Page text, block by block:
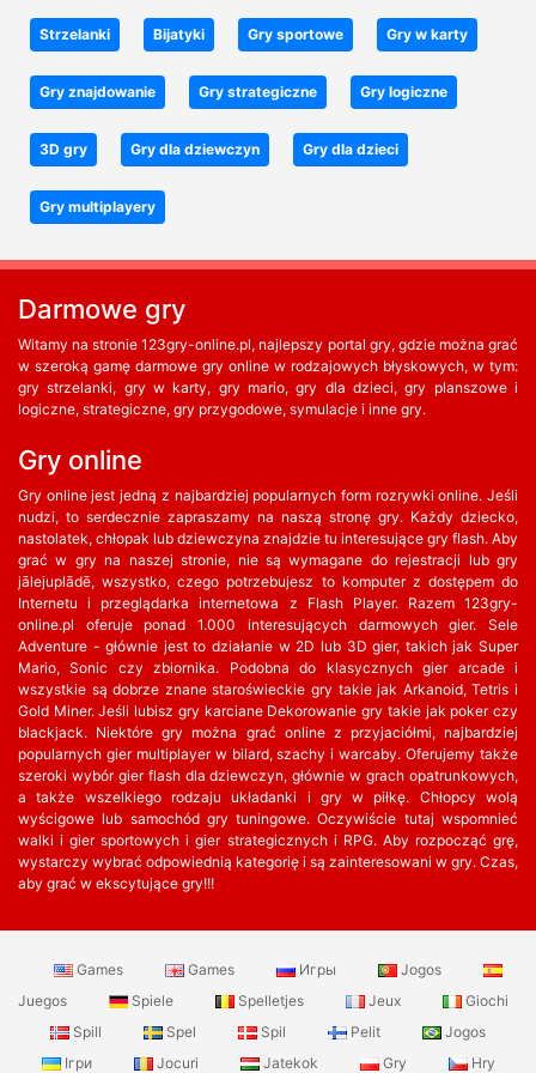
Strzelanki Bijatyki Gry sportowe Gry w karty
Gry znajdowanie Gry strategiczne Gry logiczne
3D gry Gry dla dziewczyn Gry dla dzieci
Gry multiplayery
Darmowe gry
Witamy na stronie 123gry-online.pl, najlepszy portal gry, gdzie można grać
w szeroką gamę darmowe gry online w rodzajowych błyskowych, w tym:
gry strzelanki, gry w karty, gry mario, gry dla dzieci, gry planszowe i
logiczne, strategiczne, gry przygodowe, symulacje i inne gry.
Gry online
Gry online jest jedną z najbardziej popularnych form rozrywki online. Jeśli
nudzi, to serdecznie zapraszamy na naszą stronę gry. Każdy dziecko,
nastolatek, chłopak lub dziewczyna znajdzie tu interesujące gry flash. Aby
grać w gry na naszej stronie, nie są wymagane do rejestracji lub gry
jālejuplādē, wszystko, czego potrzebujesz to komputer z dostępem do
Internetu i przeglądarka internetowa z Flash Player. Razem 123gry-
online.pl oferuje ponad 1.000 interesujących darmowych gier. Sele
Adventure - głównie jest to działanie w 2D lub 3D gier, takich jak Super
Mario, Sonic czy zbiornika. Podobna do klasycznych gier arcade i
wszystkie są dobrze znane staroświeckie gry takie jak Arkanoid, Tetris i
Gold Miner. Jeśli lubisz gry karciane Dekorowanie gry takie jak poker czy
blackjack. Niektóre gry można grać online z przyjaciółmi, najbardziej
popularnych gier multiplayer w bilard, szachy i warcaby. Oferujemy także
szeroki wybór gier flash dla dziewczyn, głównie w grach opatrunkowych,
a także wszelkiego rodzaju układanki i gry w piłkę. Chłopcy wolą
wyścigowe lub samochód gry tuningowe. Oczywiście tutaj wspomnieć
walki i gier sportowych i gier strategicznych i RPG. Aby rozpocząć grę,
wystarczy wybrać odpowiednią kategorię i są zainteresowani w gry. Czas,
aby grać w ekscytujące gry!!!
Games Games Игры
Jogos
Juegos
Spiele Spelletjes Jeux
Giochi
Spill
Spel Spil Pelit
Jogos
Ігри
Jocuri Jatekok Gry Hry